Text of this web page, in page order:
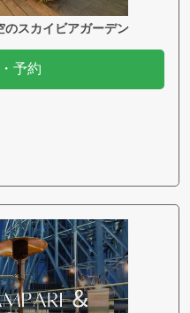
のスカイビアガーデン
予約